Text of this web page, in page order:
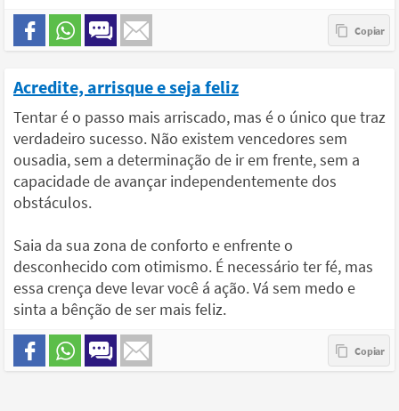
Acredite, arrisque e seja feliz
Tentar é o passo mais arriscado, mas é o único que traz
verdadeiro sucesso. Não existem vencedores sem
ousadia, sem a determinação de ir em frente, sem a
capacidade de avançar independentemente dos
obstáculos.
Saia da sua zona de conforto e enfrente o
desconhecido com otimismo. É necessário ter fé, mas
essa crença deve levar você á ação. Vá sem medo e
sinta a bênção de ser mais feliz.